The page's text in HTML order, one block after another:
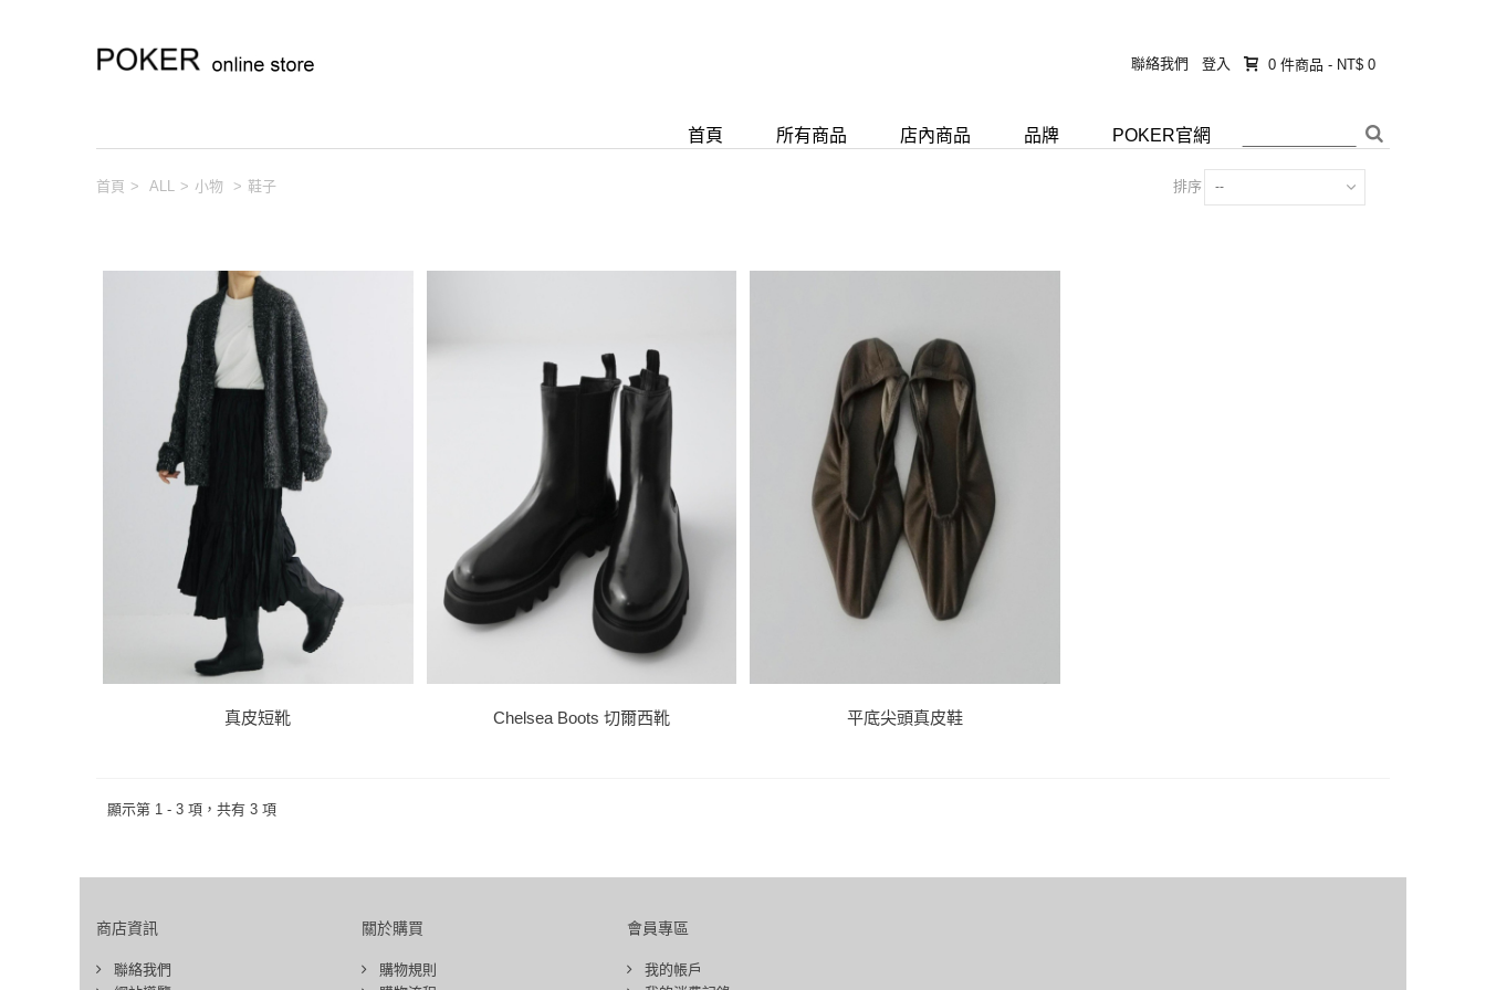
0 件商品 - NT$ 0
登入
聯絡我們
首頁 所有商品 店內商品 品牌 POKER官網
首頁 > ALL > 小物 > 鞋子 排序 --
真皮短靴 Chelsea Boots 切爾西靴 平底尖頭真皮鞋
顯示第 1 - 3 項，共有 3 項
商店資訊
聯絡我們
關於購買
購物規則
會員專區
我的帳戶